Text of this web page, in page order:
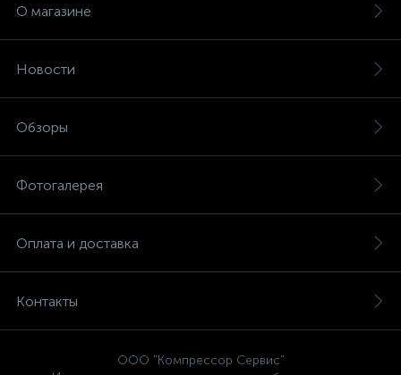
О магазине
Новости
Обзоры
Фотогалерея
Оплата и доставка
Контакты
ООО "Компрессор Сервис"